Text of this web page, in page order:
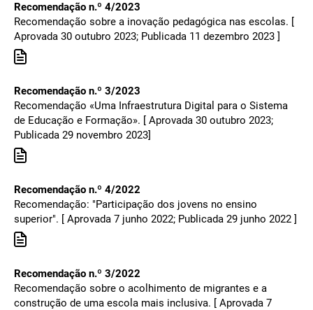
Recomendação n.º 4/2023
Recomendação sobre a inovação pedagógica nas escolas. [
Aprovada 30 outubro 2023; Publicada 11 dezembro 2023 ]
Recomendação n.º 3/2023
Recomendação «Uma Infraestrutura Digital para o Sistema
de Educação e Formação». [ Aprovada 30 outubro 2023;
Publicada 29 novembro 2023]
Recomendação n.º 4/2022
Recomendação: "Participação dos jovens no ensino
superior". [ Aprovada 7 junho 2022; Publicada 29 junho 2022 ]
Recomendação n.º 3/2022
Recomendação sobre o acolhimento de migrantes e a
construção de uma escola mais inclusiva. [ Aprovada 7